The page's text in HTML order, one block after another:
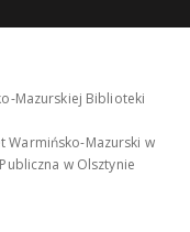
Mazurskiej Biblioteki
Warmińsko-Mazurski w
w Olsztynie